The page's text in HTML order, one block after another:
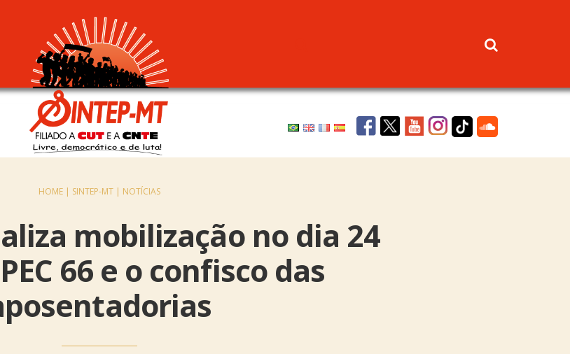
HOME | SINTEP-MT | NOTÍCIAS
mobilização no dia 24
66 e o confisco das